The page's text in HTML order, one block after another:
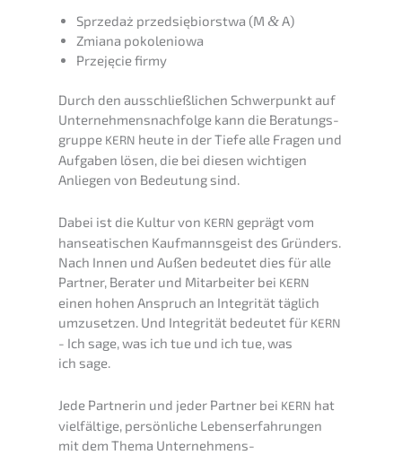
Sprze­daż przedsię­bi­orst­wa (M &A)
Zmiana pokolenio­wa
Przejęcie firmy
Durch den ausschließ­li­chen Schwer­punkt auf
Unternehmens­nachfolge kann die Beratungs­
grup­pe KERN heute in der Tiefe alle Fragen und
Aufga­ben lösen, die bei diesen wichti­gen
Anlie­gen von Bedeu­tung sind.
Dabei ist die Kultur von KERN geprägt vom
hansea­ti­schen Kaufmanns­geist des Gründers.
Nach Innen und Außen bedeu­tet dies für alle
Partner, Berater und Mitar­bei­ter bei KERN
einen hohen Anspruch an Integri­tät täglich
umzuset­zen. Und Integri­tät bedeu­tet für KERN
- Ich sage, was ich tue und ich tue, was
ich sage.
Jede Partne­rin und jeder Partner bei KERN hat
vielfäl­ti­ge, persön­li­che Lebens­er­fah­run­gen
mit dem Thema Unternehmens­